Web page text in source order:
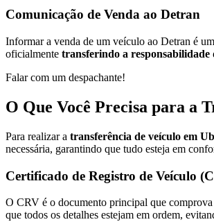
Comunicação de Venda ao Detran
Informar a venda de um veículo ao Detran é
oficialmente transferindo a responsabilidade
Falar com um despachante!
O Que Você Precisa para a
Para realizar a transferência de veículo em
necessária, garantindo que tudo esteja em
Certificado de Registro de Veículo
O CRV é o documento principal que
que todos os detalhes estejam em ordem,